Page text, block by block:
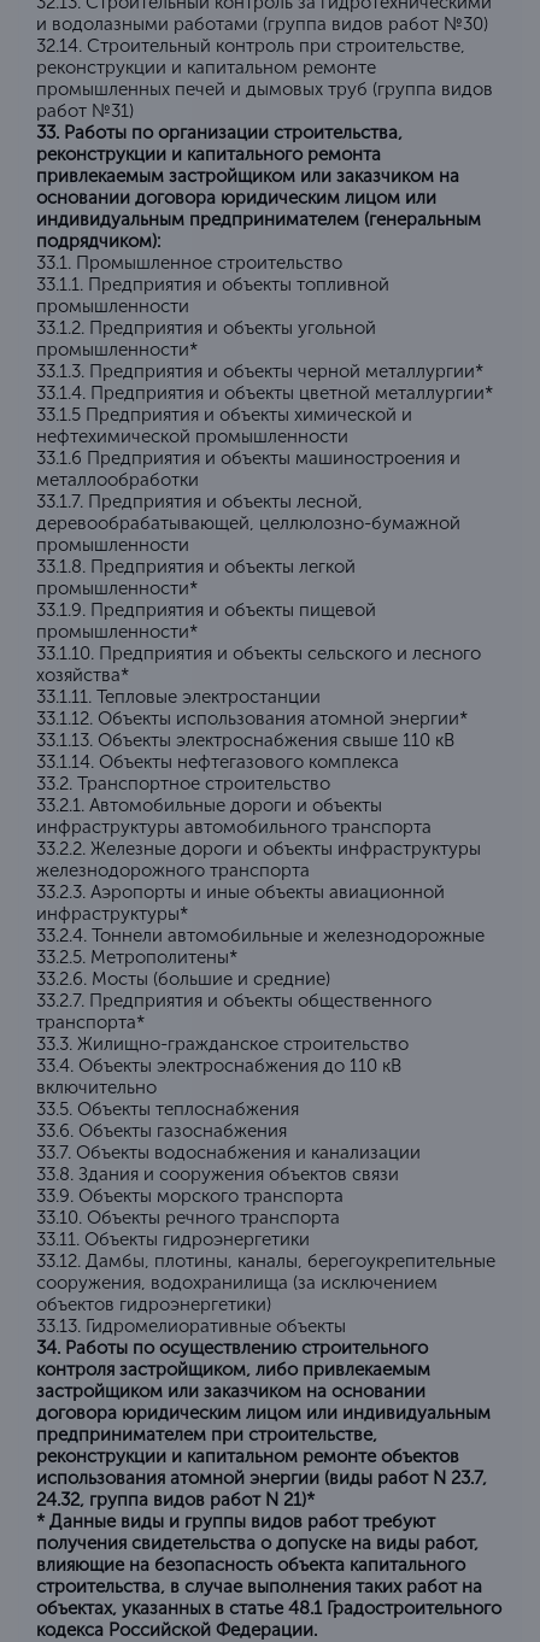
и водолазными работами (группа видов работ №30)
32.14. Строительный контроль при строительстве,
реконструкции и капитальном ремонте
промышленных печей и дымовых труб (группа видов
работ №31)
33. Работы по организации строительства,
реконструкции и капитального ремонта
привлекаемым застройщиком или заказчиком на
основании договора юридическим лицом или
индивидуальным предпринимателем (генеральным
подрядчиком):
33.1. Промышленное строительство
33.1.1. Предприятия и объекты топливной
промышленности
33.1.2. Предприятия и объекты угольной
промышленности*
33.1.3. Предприятия и объекты черной металлургии*
33.1.4. Предприятия и объекты цветной металлургии*
33.1.5 Предприятия и объекты химической и
нефтехимической промышленности
33.1.6 Предприятия и объекты машиностроения и
металлообработки
33.1.7. Предприятия и объекты лесной,
деревообрабатывающей, целлюлозно-бумажной
промышленности
33.1.8. Предприятия и объекты легкой
промышленности*
33.1.9. Предприятия и объекты пищевой
промышленности*
33.1.10. Предприятия и объекты сельского и лесного
хозяйства*
33.1.11. Тепловые электростанции
33.1.12. Объекты использования атомной энергии*
33.1.13. Объекты электроснабжения свыше 110 кВ
33.1.14. Объекты нефтегазового комплекса
33.2. Транспортное строительство
33.2.1. Автомобильные дороги и объекты
инфраструктуры автомобильного транспорта
33.2.2. Железные дороги и объекты инфраструктуры
железнодорожного транспорта
33.2.3. Аэропорты и иные объекты авиационной
инфраструктуры*
33.2.4. Тоннели автомобильные и железнодорожные
33.2.5. Метрополитены*
33.2.6. Мосты (большие и средние)
33.2.7. Предприятия и объекты общественного
транспорта*
33.3. Жилищно-гражданское строительство
33.4. Объекты электроснабжения до 110 кВ
включительно
33.5. Объекты теплоснабжения
33.6. Объекты газоснабжения
33.7. Объекты водоснабжения и канализации
33.8. Здания и сооружения объектов связи
33.9. Объекты морского транспорта
33.10. Объекты речного транспорта
33.11. Объекты гидроэнергетики
33.12. Дамбы, плотины, каналы, берегоукрепительные
сооружения, водохранилища (за исключением
объектов гидроэнергетики)
33.13. Гидромелиоративные объекты
34. Работы по осуществлению строительного
контроля застройщиком, либо привлекаемым
застройщиком или заказчиком на основании
договора юридическим лицом или индивидуальным
предпринимателем при строительстве,
реконструкции и капитальном ремонте объектов
использования атомной энергии (виды работ N 23.7,
24.32, группа видов работ N 21)*
* Данные виды и группы видов работ требуют
получения свидетельства о допуске на виды работ,
влияющие на безопасность объекта капитального
строительства, в случае выполнения таких работ на
объектах, указанных в статье 48.1 Градостроительного
кодекса Российской Федерации.